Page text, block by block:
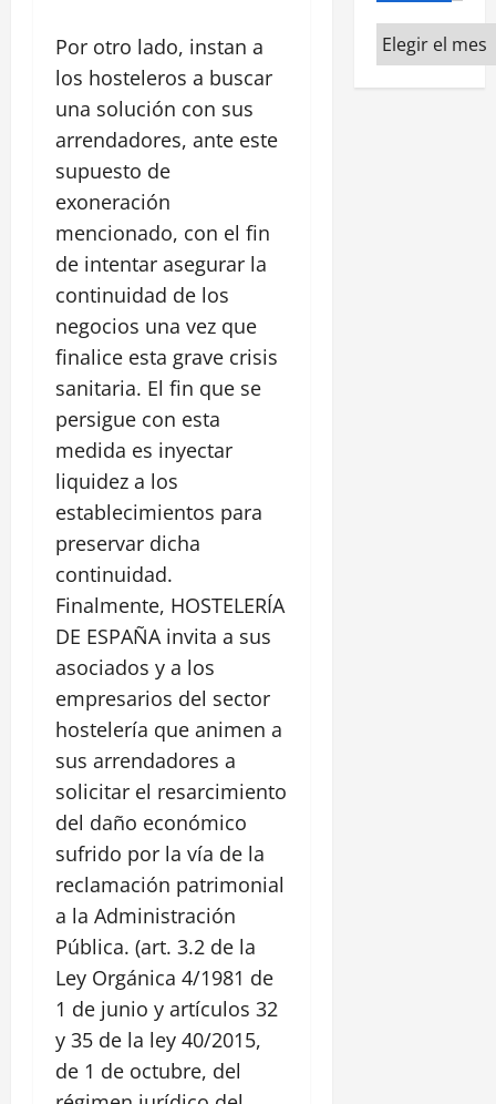
Por otro lado, instan a
los hosteleros a buscar
una solución con sus
arrendadores, ante este
supuesto de
exoneración
mencionado, con el fin
de intentar asegurar la
continuidad de los
negocios una vez que
finalice esta grave crisis
sanitaria. El fin que se
persigue con esta
medida es inyectar
liquidez a los
establecimientos para
preservar dicha
continuidad.
Finalmente, HOSTELERÍA
DE ESPAÑA invita a sus
asociados y a los
empresarios del sector
hostelería que animen a
sus arrendadores a
solicitar el resarcimiento
del daño económico
sufrido por la vía de la
reclamación patrimonial
a la Administración
Pública. (art. 3.2 de la
Ley Orgánica 4/1981 de
1 de junio y artículos 32
y 35 de la ley 40/2015,
de 1 de octubre, del